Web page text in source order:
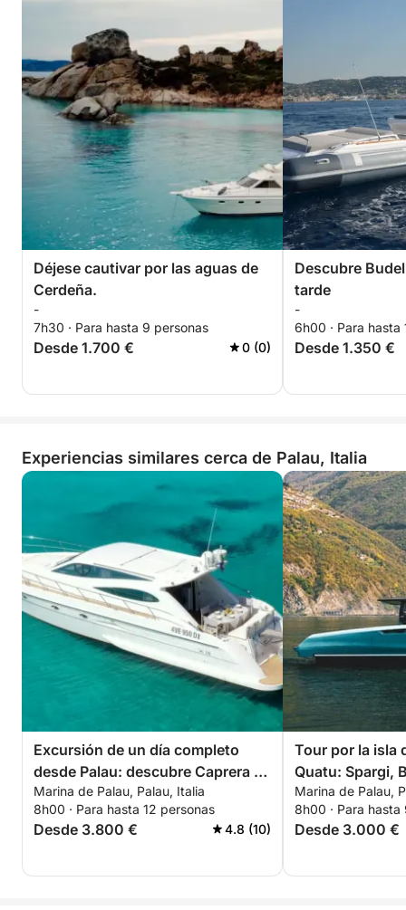
Déjese cautivar por las aguas de
Cerdeña.
-
7h30 · Para hasta 9 personas
Desde 1.700 € 0 (0)
Descubre
tarde
-
6h00 · Para hasta
Desde 1.350 €
Experiencias similares cerca de Palau, Italia
Excursión de un día completo
desde Palau: descubre Caprera y
Maddalena
Marina de Palau, Palau, Italia
8h00 · Para hasta 12 personas
Desde 3.800 € 4.8 (10)
Tour por la isla
Quatu: Spargi,
de La
Marina de Palau,
8h00 · Para hasta
Desde 3.000 €